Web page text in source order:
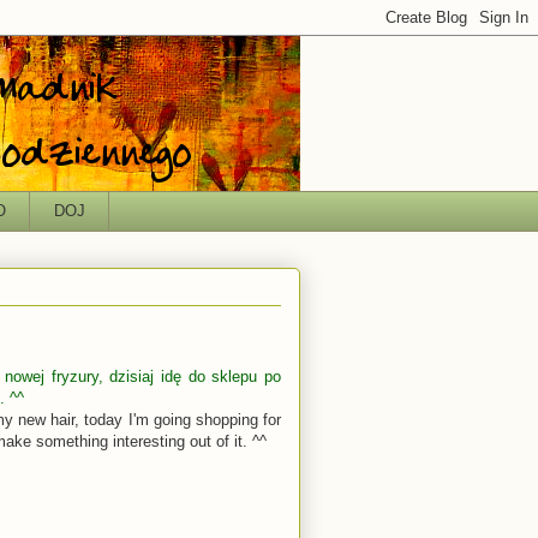
DOJ
fryzury, dzisiaj idę do sklepu po
^^
new hair, today I'm going shopping for
something interesting out of it. ^^